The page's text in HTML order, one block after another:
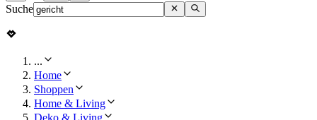
Suche
...
Home
Shoppen
Home & Living
Deko & Living